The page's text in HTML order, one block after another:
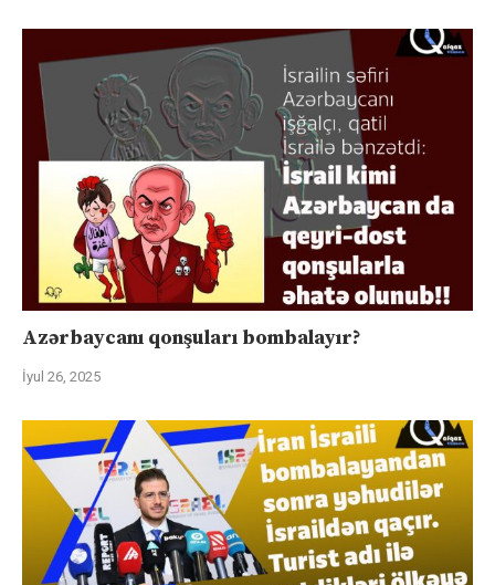
Azərbaycanı qonşuları bombalayır?
İyul 26, 2025